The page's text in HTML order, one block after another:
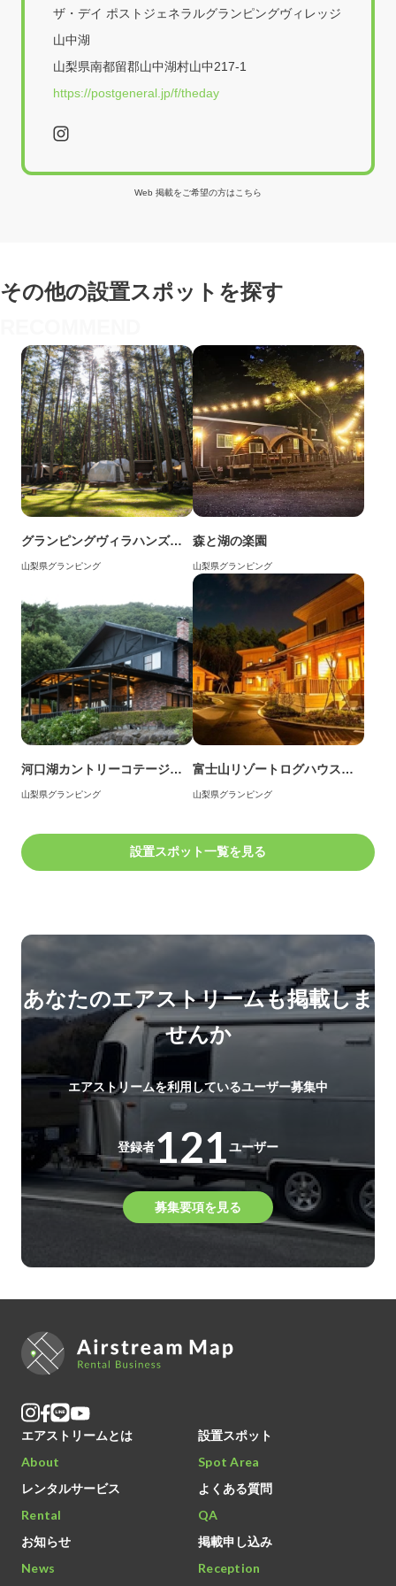
ザ・デイ ポストジェネラルグランピングヴィレッジ
山中湖
山梨県南都留郡山中湖村山中217-1
https://postgeneral.jp/f/theday
Web 掲載をご希望の方はこちら
その他の設置スポットを探す
グランピングヴィラハンズ河口湖
山梨県グランピング
森と湖の楽園
山梨県グランピング
河口湖カントリーコテージＢａｎ＆グランピングリゾート
山梨県グランピング
富士山リゾートログハウス ふようの宿
山梨県グランピング
設置スポット一覧を見る
あなたのエアストリームも掲載しま
せんか
エアストリームを利用しているユーザー募集中
登録者121ユーザー
募集要項を見る
エアストリームとは
About
設置スポット
Spot Area
レンタルサービス
Rental
よくある質問
QA
お知らせ
News
掲載申し込み
Reception